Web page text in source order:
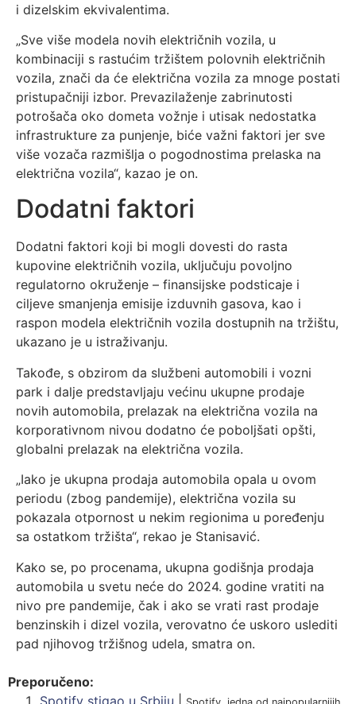
i dizelskim ekvivalentima.
„Sve više modela novih električnih vozila, u
kombinaciji s rastućim tržištem polovnih električnih
vozila, znači da će električna vozila za mnoge postati
pristupačniji izbor. Prevazilaženje zabrinutosti
potrošača oko dometa vožnje i utisak nedostatka
infrastrukture za punjenje, biće važni faktori jer sve
više vozača razmišlja o pogodnostima prelaska na
električna vozila“, kazao je on.
Dodatni faktori
Dodatni faktori koji bi mogli dovesti do rasta
kupovine električnih vozila, uključuju povoljno
regulatorno okruženje – finansijske podsticaje i
ciljeve smanjenja emisije izduvnih gasova, kao i
raspon modela električnih vozila dostupnih na tržištu,
ukazano je u istraživanju.
Takođe, s obzirom da službeni automobili i vozni
park i dalje predstavljaju većinu ukupne prodaje
novih automobila, prelazak na električna vozila na
korporativnom nivou dodatno će poboljšati opšti,
globalni prelazak na električna vozila.
„Iako je ukupna prodaja automobila opala u ovom
periodu (zbog pandemije), električna vozila su
pokazala otpornost u nekim regionima u poređenju
sa ostatkom tržišta“, rekao je Stanisavić.
Kako se, po procenama, ukupna godišnja prodaja
automobila u svetu neće do 2024. godine vratiti na
nivo pre pandemije, čak i ako se vrati rast prodaje
benzinskih i dizel vozila, verovatno će uskoro uslediti
pad njihovog tržišnog udela, smatra on.
Preporučeno:
Spotify stigao u Srbiju